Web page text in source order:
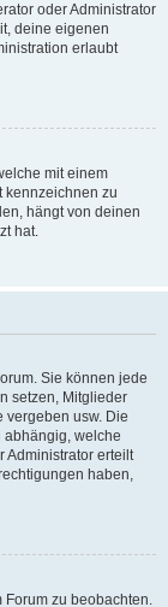
oder Administrator
deine eigenen
erlaubt
mit einem
kennzeichnen zu
hängt von deinen
hat.
Sie können jede
setzen, Mitglieder
vergeben usw. Die
abhängig, welche
Administrator erteilt
haben,
Forum zu beobachten.